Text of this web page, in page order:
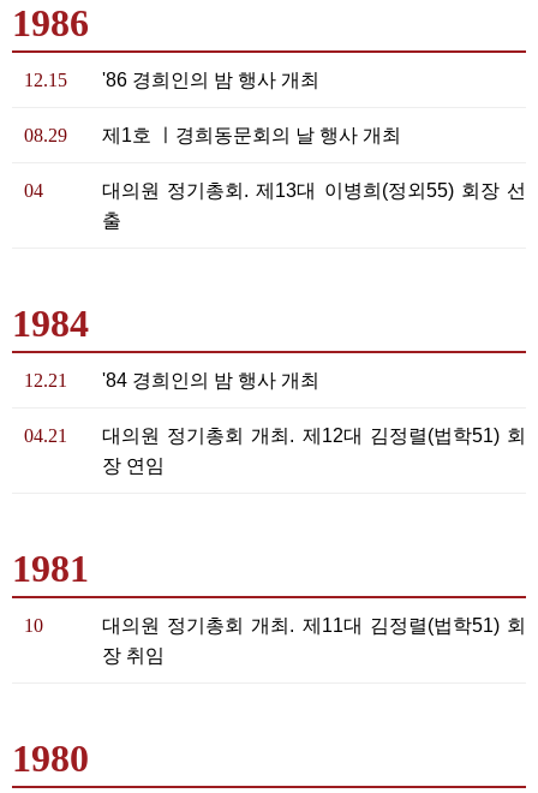
1986
12.15 '86 경희인의 밤 행사 개최
08.29 제1호 ㅣ경희동문회의 날 행사 개최
04
대의원 정기총회. 제13대 이병희(정외55) 회장 선
출
1984
12.21 '84 경희인의 밤 행사 개최
04.21
대의원 정기총회 개최. 제12대 김정렬(법학51) 회
장 연임
1981
10
대의원 정기총회 개최. 제11대 김정렬(법학51) 회
장 취임
1980